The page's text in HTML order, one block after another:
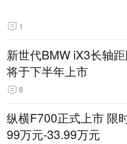
1
新世代BMW iX3长轴
将于下半年上市
8
纵横F700正式上市 限
99万元-33.99万元